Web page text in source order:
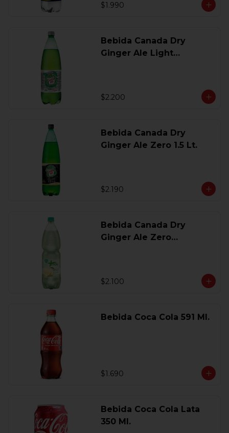
$1.990
Bebida Canada Dry
Ginger Ale Light
$2.200
Bebida Canada Dry
Ginger Ale Zero 1.5 Lt.
$2.190
Bebida Canada Dry
Ginger Ale Zero
$2.100
Bebida Coca Cola 591 Ml.
$1.690
Bebida Coca Cola Lata
350 Ml.